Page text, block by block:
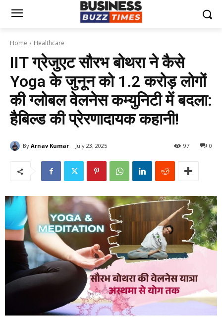
Home Healthcare
IIT ग्रेजुएट सौरभ बोथरा ने कैसे
Yoga के जुनून को 1.2 करोड़ लोगों
की ग्लोबल वेलनेस कम्युनिटी में बदला:
हैबिल्ड की प्रेरणादायक कहानी!
By Arnav Kumar July 23, 2025 0
97